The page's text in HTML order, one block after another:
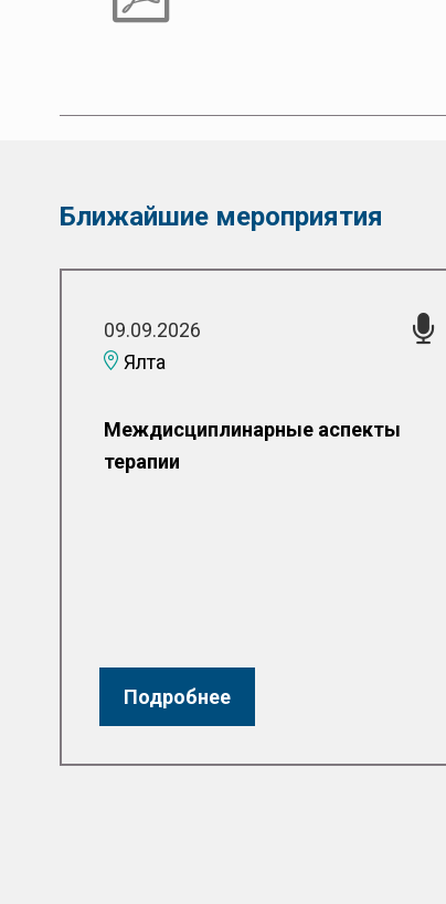
Ближайшие мероприятия
09.09.2026
Ялта
Междисциплинарные аспекты
терапии
Подробнее